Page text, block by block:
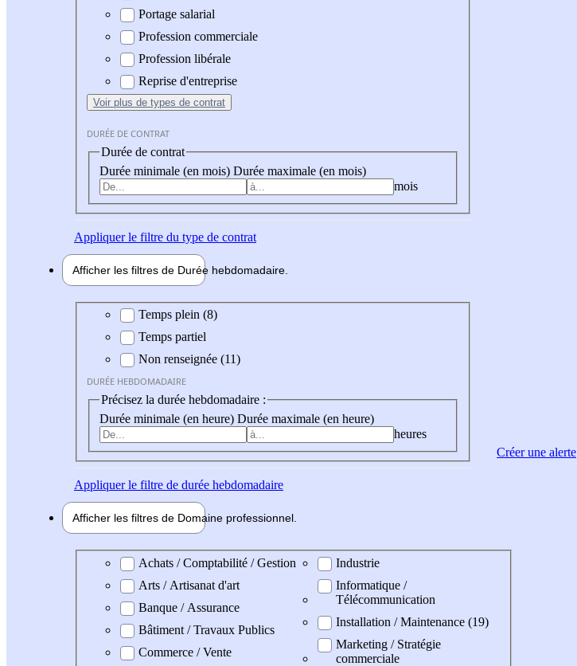
Portage salarial
Profession commerciale
Profession libérale
Reprise d'entreprise
Voir plus de types de contrat
DURÉE DE CONTRAT
Durée de contrat
Durée minimale (en mois) Durée maximale (en mois)
mois
Appliquerle filtre du type de contrat
Afficher les filtres de Durée hebdomadaire
Durée hebdomadaire
Temps plein (8)
Temps partiel
Non renseignée (11)
DURÉE HEBDOMADAIRE
Précisez la durée hebdomadaire :
Durée minimale (en heure) Durée maximale (en heure)
heures
Appliquerle filtre de durée hebdomadaire
Afficher les filtres de Domaine professionnel
Domaine professionel
Achats / Comptabilité / Gestion
Arts / Artisanat d'art
Banque / Assurance
Bâtiment / Travaux Publics
Commerce / Vente
Industrie
Informatique /
Télécommunication
Installation / Maintenance (19)
Marketing / Stratégie
commerciale
Créer une alerte